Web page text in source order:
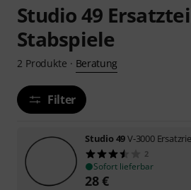
Studio 49
Stabspiele
2 Produkte · Beratung
Filter
Studio 49V-3000
2
Sofort lieferbar
28€